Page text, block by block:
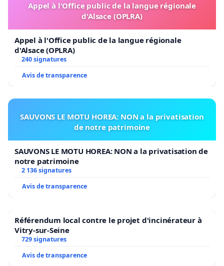
Appel à l'Office public de la langue régionale
d'Alsace (OPLRA)
Appel à l'Office public de la langue régionale
d'Alsace (OPLRA)
240 signatures
Avis de transparence
SAUVONS LE MOTU HOREA: NON a la privatisation
de notre patrimoine
SAUVONS LE MOTU HOREA: NON a la privatisation de
notre patrimoine
2 136 signatures
Avis de transparence
Référendum local contre le projet d'incinérateur à
Vitry-sur-Seine
729 signatures
Avis de transparence